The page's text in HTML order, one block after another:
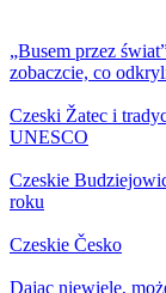
„Busem przez
zobaczcie, co
Czeski Žatec i
UNESCO
Czeskie
roku
Czeskie Česko
Dając niewiele,